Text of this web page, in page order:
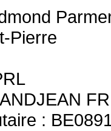
Pierre
: